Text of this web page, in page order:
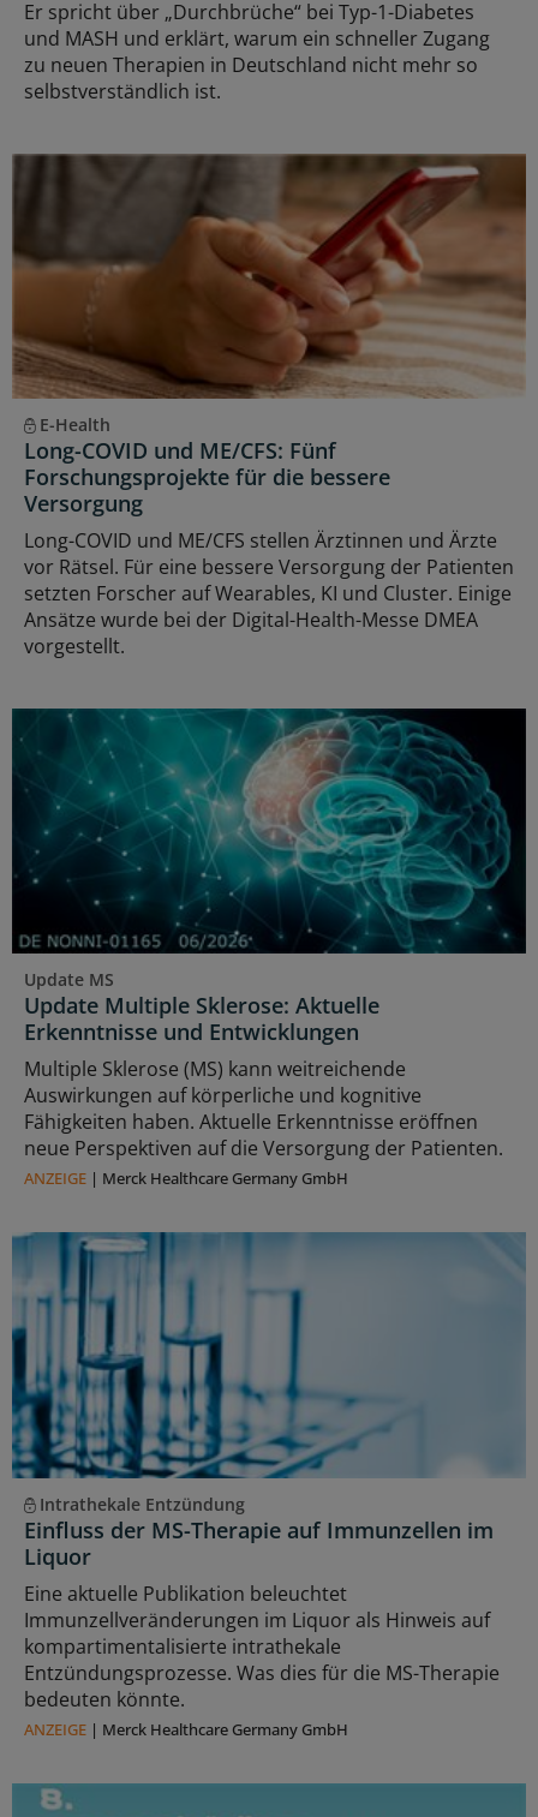
Er spricht über „Durchbrüche“ bei Typ-1-Diabetes
und MASH und erklärt, warum ein schneller Zugang
zu neuen Therapien in Deutschland nicht mehr so
selbstverständlich ist.
E-Health
Long-COVID und ME/CFS: Fünf
Forschungsprojekte für die bessere
Versorgung
Long-COVID und ME/CFS stellen Ärztinnen und Ärzte
vor Rätsel. Für eine bessere Versorgung der Patienten
setzten Forscher auf Wearables, KI und Cluster. Einige
Ansätze wurde bei der Digital-Health-Messe DMEA
vorgestellt.
Update MS
Update Multiple Sklerose: Aktuelle
Erkenntnisse und Entwicklungen
Multiple Sklerose (MS) kann weitreichende
Auswirkungen auf körperliche und kognitive
Fähigkeiten haben. Aktuelle Erkenntnisse eröffnen
neue Perspektiven auf die Versorgung der Patienten.
ANZEIGE | Merck Healthcare Germany GmbH
Intrathekale Entzündung
Einfluss der MS-Therapie auf Immunzellen im
Liquor
Eine aktuelle Publikation beleuchtet
Immunzellveränderungen im Liquor als Hinweis auf
kompartimentalisierte intrathekale
Entzündungsprozesse. Was dies für die MS-Therapie
bedeuten könnte.
ANZEIGE | Merck Healthcare Germany GmbH